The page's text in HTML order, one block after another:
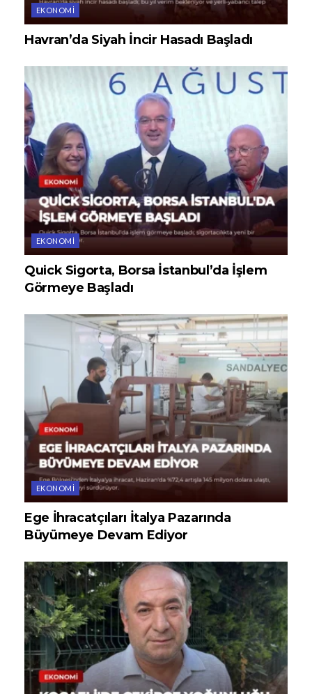
EKONOMI
Havran’da Siyah İncir Hasadı Başladı
EKONOMI
Quick Sigorta, Borsa İstanbul’da İşlem
Görmeye Başladı
EKONOMI
Ege İhracatçıları İtalya Pazarında
Büyümeye Devam Ediyor